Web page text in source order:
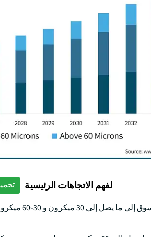
لفهم الاتجاهات الرئيسية
30-60 ميكرون وأكثر من 60 ميكرون.